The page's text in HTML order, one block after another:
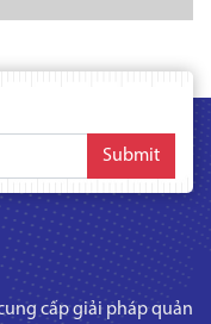
Submit
cấp giải pháp quản